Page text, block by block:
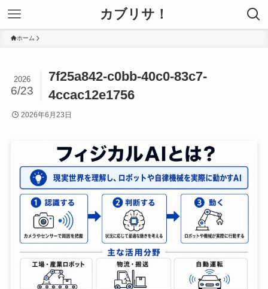
カブリサ！
ホーム
7f25a842-c0bb-40c0-83c7-
4ccac12e1756
2026
6/23
2026年6月23日